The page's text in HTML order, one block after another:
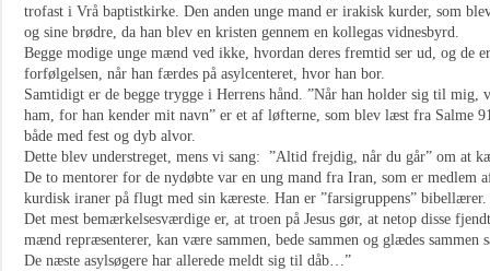
trofast i Vrå baptistkirke. Den anden unge mand er irakisk kurder, som
og sine brødre, da han blev en kristen gennem en kollegas vidnesbyrd.
Begge modige unge mænd ved ikke, hvordan deres fremtid ser ud, og de
forfølgelsen, når han færdes på asylcenteret, hvor han bor.
Samtidigt er de begge trygge i Herrens hånd. ”Når han holder sig til mig,
ham, for han kender mit navn” er et af løfterne, som blev læst fra Salme
både med fest og dyb alvor.
Dette blev understreget, mens vi sang: ”Altid frejdig, når du går” om at
De to mentorer for de nydøbte var en ung mand fra Iran, som er medlem
kurdisk iraner på flugt med sin kæreste. Han er ”farsigruppens” bibellærer.
Det mest bemærkelsesværdige er, at troen på Jesus gør, at netop disse
mænd repræsenterer, kan være sammen, bede sammen og glædes sammen
De næste asylsøgere har allerede meldt sig til dåb…”